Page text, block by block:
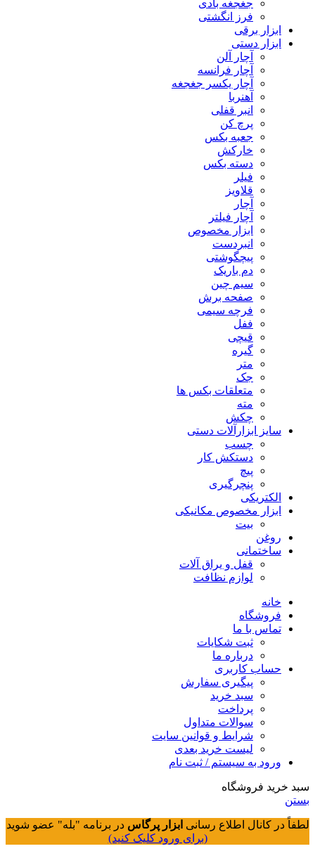
جغجغه بادی
فرز انگشتی
ابزار برقی
ابزار دستی
آچار آلن
آچار فرانسه
آچار یکسر جغجغه
آهنربا
انبر قفلی
پرچ کن
جعبه بکس
خارکش
دسته بکس
فیلر
قلاویز
آچار
آچار فیلتر
ابزار مخصوص
انبردست
پیچگوشتی
دم باریک
سیم چین
صفحه برش
فرچه سیمی
ففل
قیچی
گیره
متر
جک
متعلقات بکس ها
مته
چکش
سایز ابزارآلات دستی
چسب
دستکش کار
پیچ
پنچرگیری
الکتریکی
ابزار مخصوص مکانیکی
بیت
روغن
ساختمانی
قفل و یراق آلات
لوازم نظافت
خانه
فروشگاه
تماس با ما
ثبت شکایات
درباره ما
حساب کاربری
پیگیری سفارش
سبد خرید
پرداخت
سوالات متداول
شرایط و قوانین سایت
لیست خرید بعدی
ورود به سیستم / ثبت نام
سبد خرید فروشگاه
بستن
لطفاً در کانال اطلاع رسانی ابزار پرگاس در برنامه "بله" عضو شوید
(برای ورود کلیک کنید)